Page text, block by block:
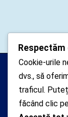
Cookie-urile
dvs., să
traficul.
făcând clic